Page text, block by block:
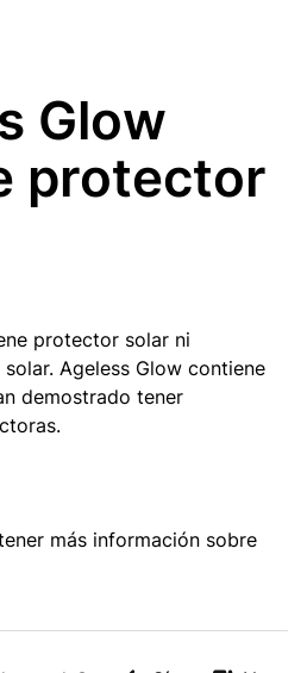
Glow
protector
protector solar ni
Ageless Glow contiene
demostrado tener
más información sobre